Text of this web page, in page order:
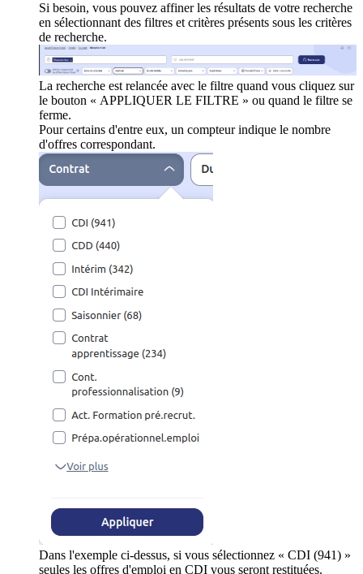
Si besoin, vous pouvez affiner les résultats de votre recherche
en sélectionnant des filtres et critères présents sous les critères
de recherche.
La recherche est relancée avec le filtre quand vous cliquez sur
le bouton « APPLIQUER LE FILTRE » ou quand le filtre se
ferme.
Pour certains d'entre eux, un compteur indique le nombre
d'offres correspondant.
Dans l'exemple ci-dessus, si vous sélectionnez « CDI (941) »
seules les offres d'emploi en CDI vous seront restituées.